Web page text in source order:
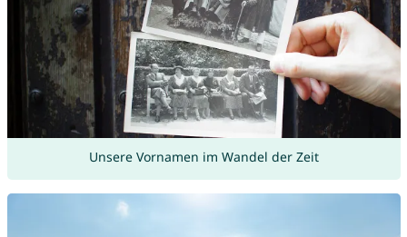
Unsere Vornamen im Wandel der Zeit